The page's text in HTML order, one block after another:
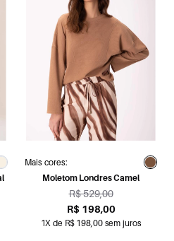
Mais cores:
Moletom Londres Camel
R$ 529,00
R$ 198,00
1X de R$ 198,00 sem juros